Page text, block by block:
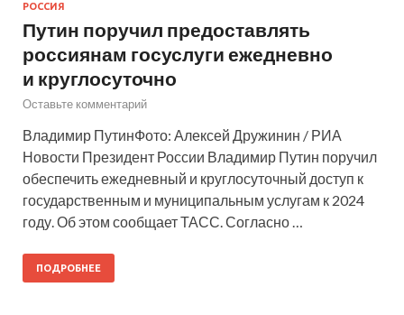
РОССИЯ
Путин поручил предоставлять
россиянам госуслуги ежедневно
и круглосуточно
Оставьте комментарий
Владимир ПутинФото: Алексей Дружинин / РИА
Новости Президент России Владимир Путин поручил
обеспечить ежедневный и круглосуточный доступ к
государственным и муниципальным услугам к 2024
году. Об этом сообщает ТАСС. Согласно …
ПОДРОБНЕЕ